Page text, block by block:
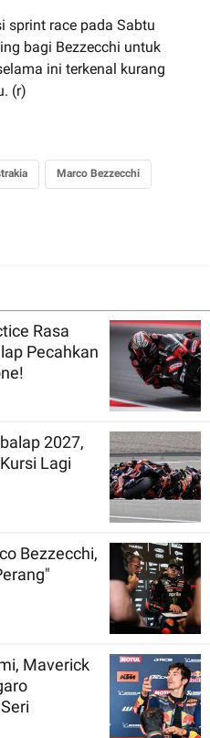
sprint race pada Sabtu
bagi Bezzecchi untuk
ini terkenal kurang
(r)
Marco Bezzecchi
Rasa
Pecahkan
2027,
Lagi
Bezzecchi,
Maverick